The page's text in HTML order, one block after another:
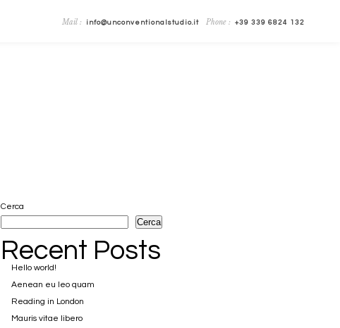
Mail : info@unconventionalstudio.it Phone : +39 339 6824 132
Cerca
Cerca
Recent Posts
Hello world!
Aenean eu leo quam
Reading in London
Mauris vitae libero